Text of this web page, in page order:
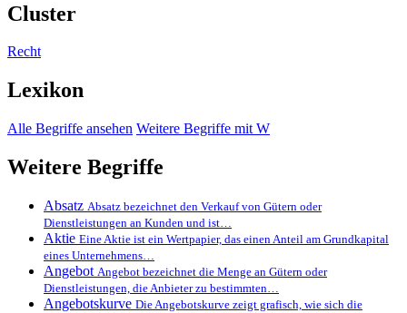
Cluster
Recht
Lexikon
Alle Begriffe ansehen Weitere Begriffe mit W
Weitere Begriffe
Absatz Absatz bezeichnet den Verkauf von Gütern oder
Dienstleistungen an Kunden und ist…
Aktie Eine Aktie ist ein Wertpapier, das einen Anteil am Grundkapital
eines Unternehmens…
Angebot Angebot bezeichnet die Menge an Gütern oder
Dienstleistungen, die Anbieter zu bestimmten…
Angebotskurve Die Angebotskurve zeigt grafisch, wie sich die